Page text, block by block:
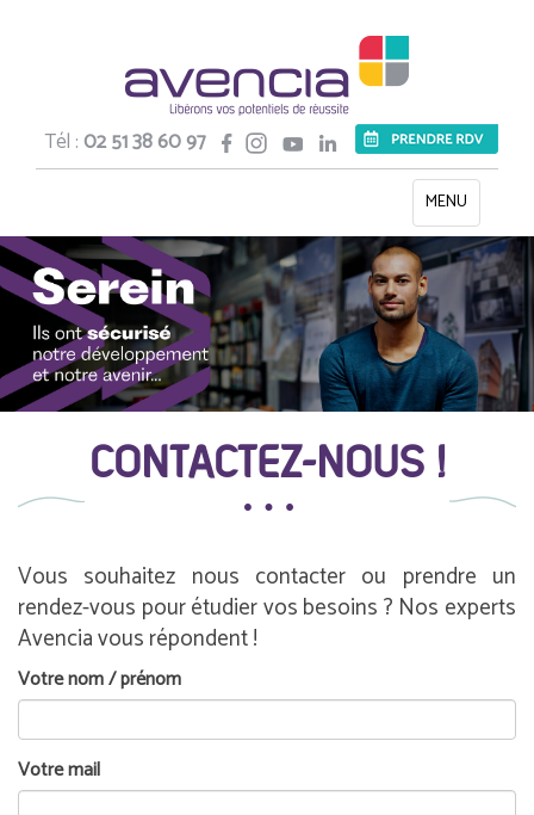
Tél :02 51 38 60 97
Toggle
navigation
MENU
CONTACTEZ-NOUS !
Vous souhaitez nous contacter ou prendre un
rendez-vous pour étudier vos besoins ? Nos experts
Avencia vous répondent !
Votre nom / prénom
Votre mail